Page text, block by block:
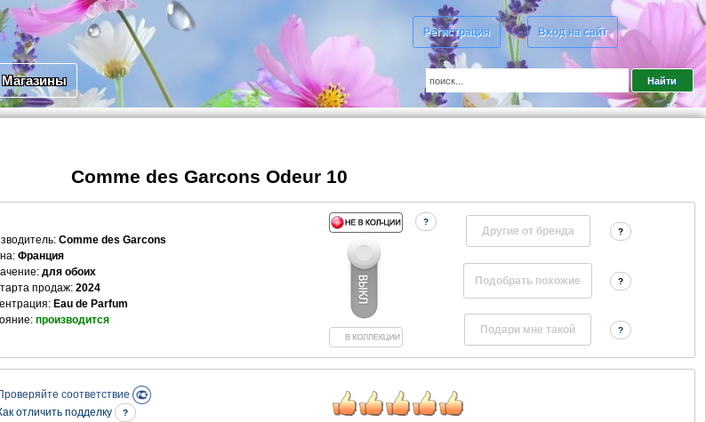
Регистрация Вход на сайт
Магазины
Comme des Garcons Odeur 10
: Comme des Garcons
Франция
для обоих
продаж: 2024
Eau de Parfum
производится
?
Другие от бренда ?
?
?
соответствие
отличить подделку
?